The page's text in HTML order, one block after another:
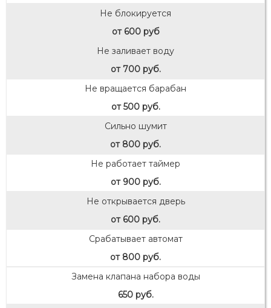
Не блокируется
от 600 руб
Не заливает воду
от 700 руб.
Не вращается барабан
от 500 руб.
Сильно шумит
от 800 руб.
Не работает таймер
от 900 руб.
Не открывается дверь
от 600 руб.
Срабатывает автомат
от 800 руб.
Замена клапана набора воды
650 руб.